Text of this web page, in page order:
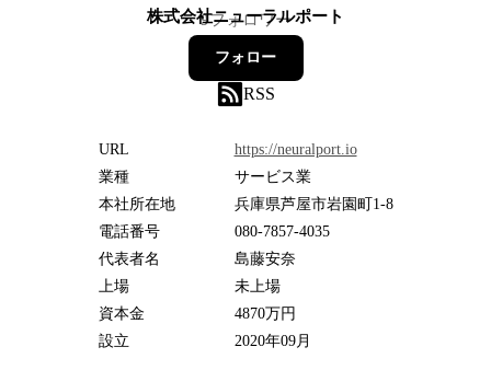
株式会社ニューラルポート
9フォロワー
フォロー
RSS
URL
https://neuralport.io
業種
サービス業
本社所在地
兵庫県芦屋市岩園町1-8
電話番号
080-7857-4035
代表者名
島藤安奈
上場
未上場
資本金
4870万円
設立
2020年09月